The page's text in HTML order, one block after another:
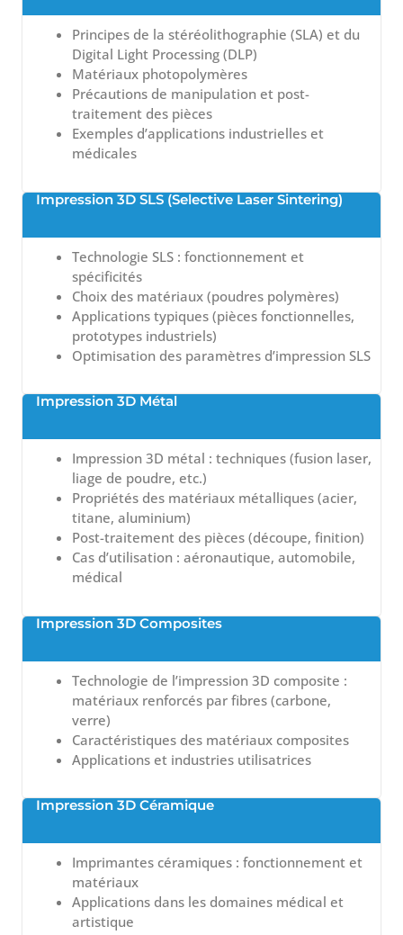
Principes de la stéréolithographie (SLA) et du
Digital Light Processing (DLP)
Matériaux photopolymères
Précautions de manipulation et post-
traitement des pièces
Exemples d’applications industrielles et
médicales
Impression 3D SLS (Selective Laser Sintering)
Technologie SLS : fonctionnement et
spécificités
Choix des matériaux (poudres polymères)
Applications typiques (pièces fonctionnelles,
prototypes industriels)
Optimisation des paramètres d’impression SLS
Impression 3D Métal
Impression 3D métal : techniques (fusion laser,
liage de poudre, etc.)
Propriétés des matériaux métalliques (acier,
titane, aluminium)
Post-traitement des pièces (découpe, finition)
Cas d’utilisation : aéronautique, automobile,
médical
Impression 3D Composites
Technologie de l’impression 3D composite :
matériaux renforcés par fibres (carbone,
verre)
Caractéristiques des matériaux composites
Applications et industries utilisatrices
Impression 3D Céramique
Imprimantes céramiques : fonctionnement et
matériaux
Applications dans les domaines médical et
artistique